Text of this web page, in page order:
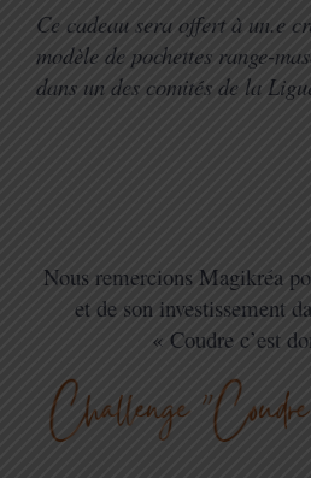
Ce cadeau sera offert à un.e
modèle de pochettes range-
dans un des comités de la
Nous remercions Magikréa
et de son investissement
« Coudre c’est